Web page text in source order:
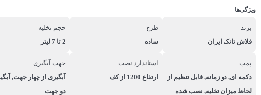
ویژگی‌ها
برند
فلاش تانک ایران
طرح
ساده
حجم تخلیه
2 تا 7 لیتر
پمپ
دکمه ای, دو زمانه, قابل تنظیم از
لحاظ میزان تخلیه, نصب شده
استاندارد نصب
ارتفاع 1200 از کف
جهت آبگیری
آبگیری از چهار جهت,
دو جهت